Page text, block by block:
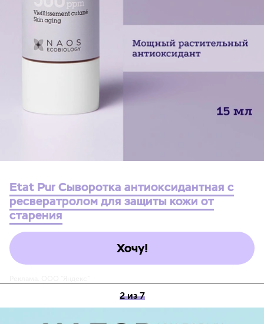
Etat Pur Сыворотка антиоксидантная с
ресвератролом для защиты кожи от
старения
Хочу!
2 из 7